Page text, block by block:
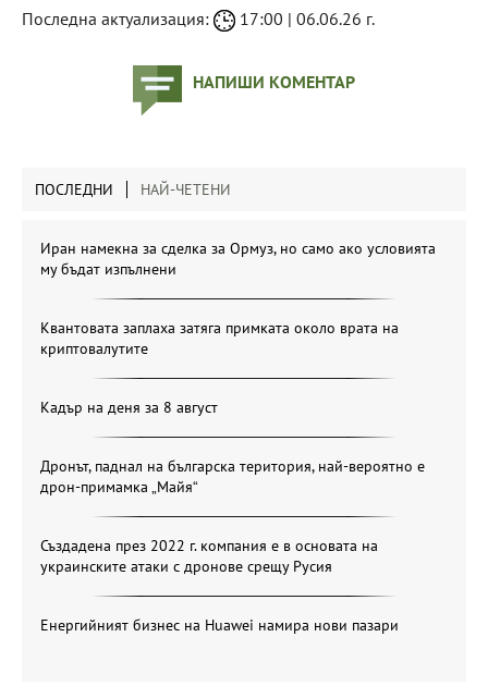
Последна актуализация: 17:00 | 06.06.26 г.
НАПИШИ КОМЕНТАР
ПОСЛЕДНИ НАЙ-ЧЕТЕНИ
Иран намекна за сделка за Ормуз, но само ако условията
му бъдат изпълнени
Квантовата заплаха затяга примката около врата на
криптовалутите
Кадър на деня за 8 август
Дронът, паднал на българска територия, най-вероятно е
дрон-примамка „Майя“
Създадена през 2022 г. компания е в основата на
украинските атаки с дронове срещу Русия
Енергийният бизнес на Huawei намира нови пазари